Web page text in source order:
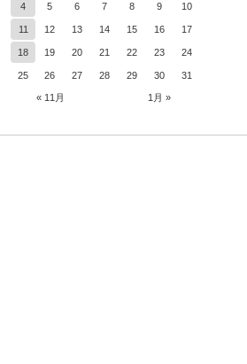
« 11月 1月 »
4 5 6 7 8 9 10
11 12 13 14 15 16 17
18 19 20 21 22 23 24
25 26 27 28 29 30 31